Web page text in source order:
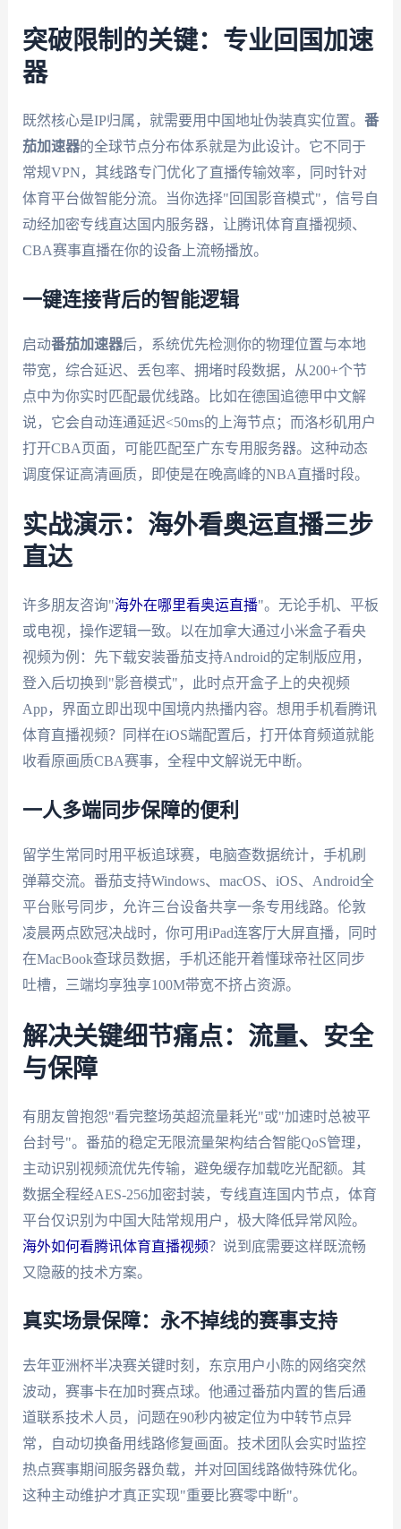
突破限制的关键：专业回国加速
器
既然核心是IP归属，就需要用中国地址伪装真实位置。 番
茄加速器的全球节点分布体系就是为此设计。它不同于
常规VPN，其线路专门优化了直播传输效率，同时针对
体育平台做智能分流。当你选择"回国影音模式"，信号自
动经加密专线直达国内服务器，让腾讯体育直播视频、
CBA赛事直播在你的设备上流畅播放。
一键连接背后的智能逻辑
启动番茄加速器后，系统优先检测你的物理位置与本地
带宽，综合延迟、丢包率、拥堵时段数据，从200+个节
点中为你实时匹配最优线路。比如在德国追德甲中文解
说，它会自动连通延迟<50ms的上海节点；而洛杉矶用户
打开CBA页面，可能匹配至广东专用服务器。这种动态
调度保证高清画质，即使是在晚高峰的NBA直播时段。
实战演示：海外看奥运直播三步
直达
许多朋友咨询"海外在哪里看奥运直播"。无论手机、平板
或电视，操作逻辑一致。以在加拿大通过小米盒子看央
视频为例：先下载安装番茄支持Android的定制版应用，
登入后切换到"影音模式"，此时点开盒子上的央视频
App，界面立即出现中国境内热播内容。想用手机看腾讯
体育直播视频？同样在iOS端配置后，打开体育频道就能
收看原画质CBA赛事，全程中文解说无中断。
一人多端同步保障的便利
留学生常同时用平板追球赛，电脑查数据统计，手机刷
弹幕交流。番茄支持Windows、macOS、iOS、Android全
平台账号同步，允许三台设备共享一条专用线路。伦敦
凌晨两点欧冠决战时，你可用iPad连客厅大屏直播，同时
在MacBook查球员数据，手机还能开着懂球帝社区同步
吐槽，三端均享独享100M带宽不挤占资源。
解决关键细节痛点：流量、安全
与保障
有朋友曾抱怨"看完整场英超流量耗光"或"加速时总被平
台封号"。番茄的稳定无限流量架构结合智能QoS管理，
主动识别视频流优先传输，避免缓存加载吃光配额。其
数据全程经AES-256加密封装，专线直连国内节点，体育
平台仅识别为中国大陆常规用户，极大降低异常风险。
海外如何看腾讯体育直播视频？说到底需要这样既流畅
又隐蔽的技术方案。
真实场景保障：永不掉线的赛事支持
去年亚洲杯半决赛关键时刻，东京用户小陈的网络突然
波动，赛事卡在加时赛点球。他通过番茄内置的售后通
道联系技术人员，问题在90秒内被定位为中转节点异
常，自动切换备用线路修复画面。技术团队会实时监控
热点赛事期间服务器负载，并对回国线路做特殊优化。
这种主动维护才真正实现"重要比赛零中断"。